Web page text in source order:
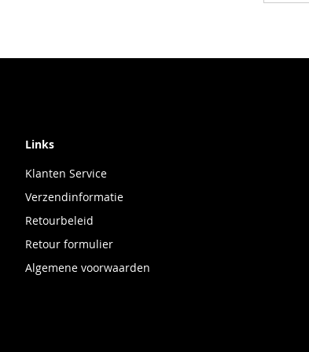
Links
Klanten Service
Verzendinformatie
Retourbeleid
Retour formulier
Algemene voorwaarden